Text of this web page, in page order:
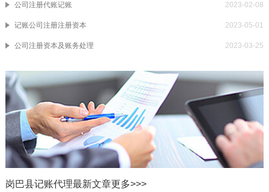
公司注册代账记账 2023-02-08
记账公司注册注册资本 2023-05-01
公司注册资本及账务处理 2023-03-25
岗巴县记账代理最新文章更多>>>